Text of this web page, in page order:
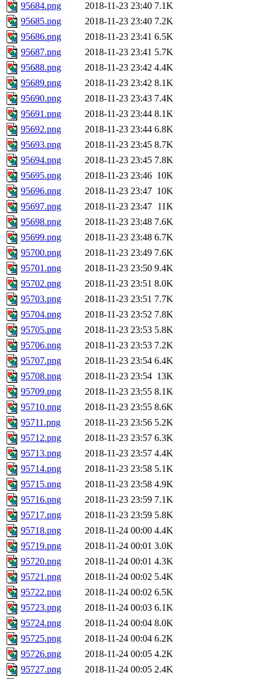
95684.png
2018-11-23 23:40 7.1K
95685.png
2018-11-23 23:40 7.2K
95686.png
2018-11-23 23:41 6.5K
95687.png
2018-11-23 23:41 5.7K
95688.png
2018-11-23 23:42 4.4K
95689.png
2018-11-23 23:42 8.1K
95690.png
2018-11-23 23:43 7.4K
95691.png
2018-11-23 23:44 8.1K
95692.png
2018-11-23 23:44 6.8K
95693.png
2018-11-23 23:45 8.7K
95694.png
2018-11-23 23:45 7.8K
95695.png
2018-11-23 23:46 10K
95696.png
2018-11-23 23:47 10K
95697.png
2018-11-23 23:47 11K
95698.png
2018-11-23 23:48 7.6K
95699.png
2018-11-23 23:48 6.7K
95700.png
2018-11-23 23:49 7.6K
95701.png
2018-11-23 23:50 9.4K
95702.png
2018-11-23 23:51 8.0K
95703.png
2018-11-23 23:51 7.7K
95704.png
2018-11-23 23:52 7.8K
95705.png
2018-11-23 23:53 5.8K
95706.png
2018-11-23 23:53 7.2K
95707.png
2018-11-23 23:54 6.4K
95708.png
2018-11-23 23:54 13K
95709.png
2018-11-23 23:55 8.1K
95710.png
2018-11-23 23:55 8.6K
95711.png
2018-11-23 23:56 5.2K
95712.png
2018-11-23 23:57 6.3K
95713.png
2018-11-23 23:57 4.4K
95714.png
2018-11-23 23:58 5.1K
95715.png
2018-11-23 23:58 4.9K
95716.png
2018-11-23 23:59 7.1K
95717.png
2018-11-23 23:59 5.8K
95718.png
2018-11-24 00:00 4.4K
95719.png
2018-11-24 00:01 3.0K
95720.png
2018-11-24 00:01 4.3K
95721.png
2018-11-24 00:02 5.4K
95722.png
2018-11-24 00:02 6.5K
95723.png
2018-11-24 00:03 6.1K
95724.png
2018-11-24 00:04 8.0K
95725.png
2018-11-24 00:04 6.2K
95726.png
2018-11-24 00:05 4.2K
95727.png
2018-11-24 00:05 2.4K